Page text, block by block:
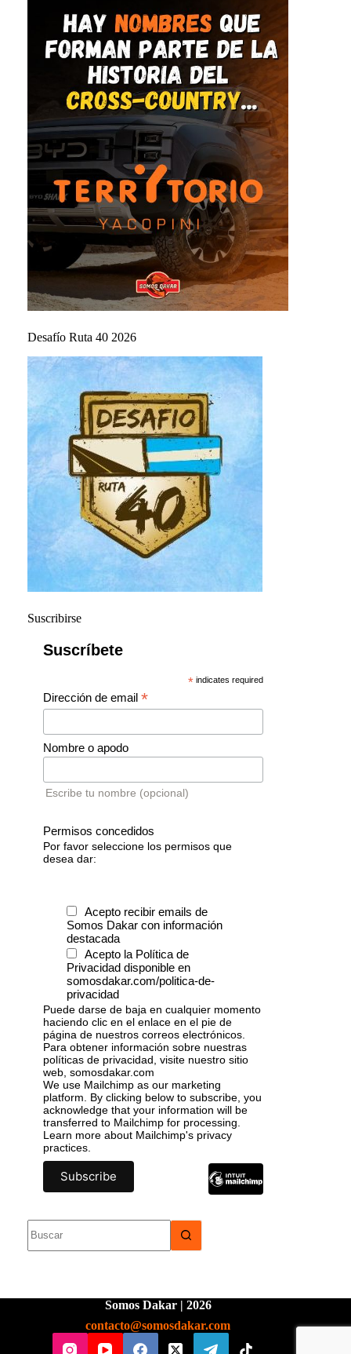
Desafío Ruta 40 2026
Suscribirse
Suscríbete
* indicates required
Dirección de email *
Nombre o apodo
Escribe tu nombre (opcional)
Permisos concedidos
Por favor seleccione los permisos que
desea dar:
Acepto recibir emails de
Somos Dakar con información
destacada
Acepto la Política de
Privacidad disponible en
somosdakar.com/politica-de-
privacidad
Puede darse de baja en cualquier momento
haciendo clic en el enlace en el pie de
página de nuestros correos electrónicos.
Para obtener información sobre nuestras
políticas de privacidad, visite nuestro sitio
web, somosdakar.com
We use Mailchimp as our marketing
platform. By clicking below to subscribe, you
acknowledge that your information will be
transferred to Mailchimp for processing.
Learn more about Mailchimp's privacy
practices.
Somos Dakar | 2026
contacto@somosdakar.com